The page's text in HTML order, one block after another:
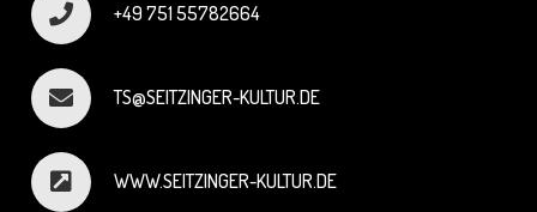
+49 751 55782664
TS@SEITZINGER-KULTUR.DE
WWW.SEITZINGER-KULTUR.DE